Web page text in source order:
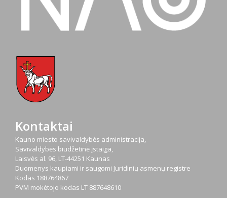
Kontaktai
Kauno miesto savivaldybės administracija,
Savivaldybės biudžetinė įstaiga,
Laisvės al. 96, LT-44251 Kaunas
Duomenys kaupiami ir saugomi Juridinių asmenų registre
Kodas 188764867
PVM mokėtojo kodas LT 887648610